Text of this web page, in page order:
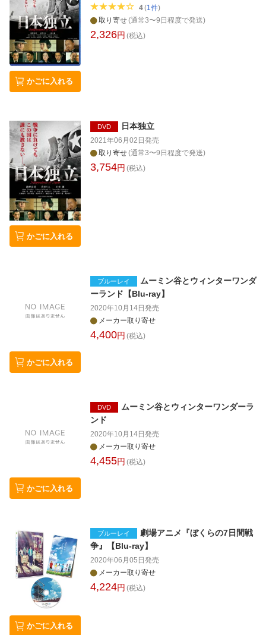
かごに入れる
4(1件)
取り寄せ(通常3〜9日程度で発送)
2,326円 (税込)
かごに入れる
DVD 日本独立
2021年06月02日発売
取り寄せ(通常3〜9日程度で発送)
3,754円 (税込)
かごに入れる
ブルーレイ
ムーミン谷とウィンターワンダ
ーランド【Blu-ray】
2020年10月14日 発売
メーカー取り寄せ
4,400円 (税込)
かごに入れる
DVD
ムーミン谷とウィンターワンダーラ
ンド
2020年10月14日 発売
メーカー取り寄せ
4,455円 (税込)
かごに入れる
ブルーレイ
劇場アニメ『ぼくらの7日間戦
争』【Blu-ray】
2020年06月05日 発売
メーカー取り寄せ
4,224円 (税込)